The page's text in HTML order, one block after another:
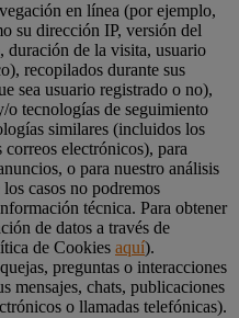
en línea (por ejemplo,
su dirección IP, versión del
duración de la visita, usuario
recopilados durante sus
sea usuario registrado o no),
o tecnologías de seguimiento
similares (incluidos los
electrónicos), para
o para nuestro análisis
casos no podremos
técnica. Para obtener
de datos a través de
de Cookies aquí).
preguntas o interacciones
mensajes, chats, publicaciones
o llamadas telefónicas).